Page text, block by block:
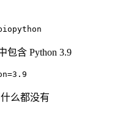
包含 Python 3.9
么都没有